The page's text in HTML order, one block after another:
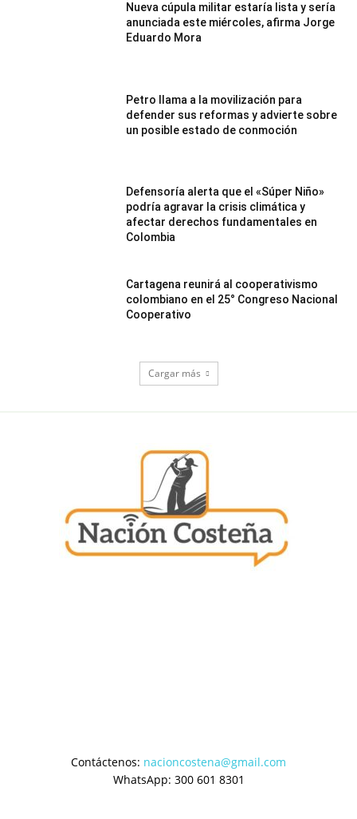
Nueva cúpula militar estaría lista y sería
anunciada este miércoles, afirma Jorge
Eduardo Mora
Petro llama a la movilización para
defender sus reformas y advierte sobre
un posible estado de conmoción
Defensoría alerta que el «Súper Niño»
podría agravar la crisis climática y
afectar derechos fundamentales en
Colombia
Cartagena reunirá al cooperativismo
colombiano en el 25° Congreso Nacional
Cooperativo
Cargar más
Contáctenos: nacioncostena@gmail.com
WhatsApp: 300 601 8301